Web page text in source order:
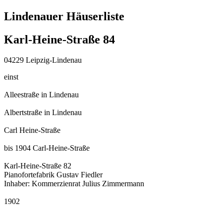
Lindenauer Häuserliste
Karl-Heine-Straße 84
04229 Leipzig-Lindenau
einst
Alleestraße in Lindenau
Albertstraße in Lindenau
Carl Heine-Straße
bis 1904 Carl-Heine-Straße
Karl-Heine-Straße 82
Pianofortefabrik Gustav Fiedler
Inhaber: Kommerzienrat Julius Zimmermann
1902